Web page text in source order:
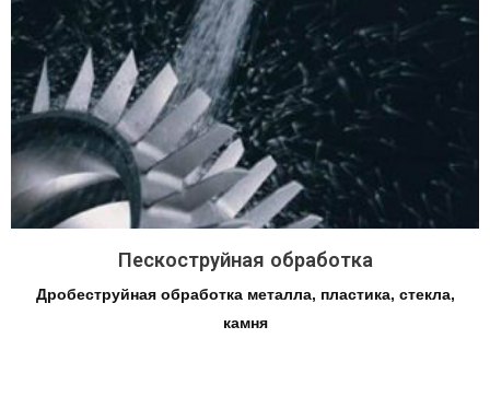
Пескоструйная обработка
Дробеструйная обработка металла, пластика, стекла,
камня